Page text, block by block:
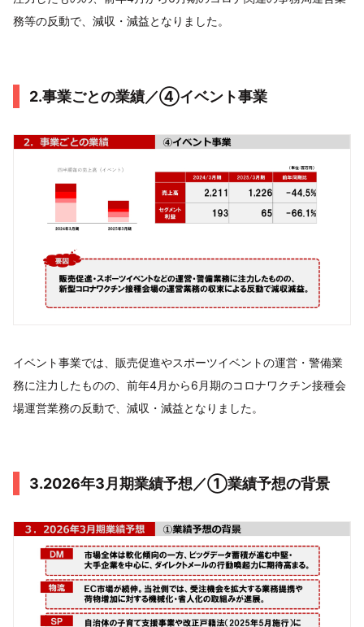
務等の反動で、減収・減益となりました。
2.事業ごとの業績／④イベント事業
イベント事業では、販売促進やスポーツイベントの運営・警備業
務に注力したものの、前年4月から6月期のコロナワクチン接種会
場運営業務の反動で、減収・減益となりました。
3.2026年3月期業績予想／①業績予想の背景